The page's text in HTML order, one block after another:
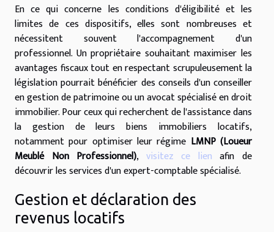
En ce qui concerne les conditions d'éligibilité et les
limites de ces dispositifs, elles sont nombreuses et
nécessitent souvent l'accompagnement d'un
professionnel. Un propriétaire souhaitant maximiser les
avantages fiscaux tout en respectant scrupuleusement la
législation pourrait bénéficier des conseils d'un conseiller
en gestion de patrimoine ou un avocat spécialisé en droit
immobilier. Pour ceux qui recherchent de l'assistance dans
la gestion de leurs biens immobiliers locatifs,
notamment pour optimiser leur régime LMNP (Loueur
Meublé Non Professionnel), visitez ce lien afin de
découvrir les services d'un expert-comptable spécialisé.
Gestion et déclaration des
revenus locatifs